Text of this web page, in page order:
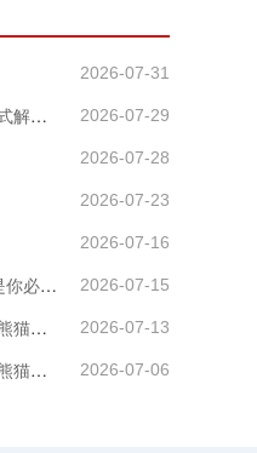
2026-07-31
来新区 看熊猫 | 夏日限定清凉上线！绵阳大熊猫花式解锁“避暑套餐” 2026-07-29
2026-07-28
2026-07-23
2026-07-16
来新区 看熊猫 | 机器人导游上岗！国宝+黑科技就是你必来打卡的理由~ 2026-07-15
来新区 看熊猫 | 持高铁票看大熊猫，享绵阳中华大熊猫苑专属优惠→ 2026-07-13
来新区 看熊猫 | 熊猫相伴，欢乐一夏！绵阳中华大熊猫苑暑期主题活动上线啦 2026-07-06